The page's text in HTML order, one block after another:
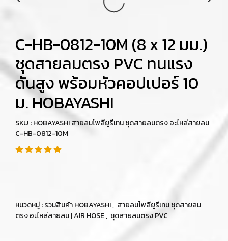
C-HB-0812-10M (8 x 12 มม.)
ชุดสายลมตรง PVC ทนแรง
ดันสูง พร้อมหัวคอปเปอร์ 10
ม. HOBAYASHI
SKU : HOBAYASHI สายลมโพลียูรีเทน ชุดสายลมตรง อะไหล่สายลม
C-HB-0812-10M
หมวดหมู่ :รวมสินค้า HOBAYASHI, สายลมโพลียูรีเทน ชุดสายลม
ตรง อะไหล่สายลม | AIR HOSE, ชุดสายลมตรง PVC